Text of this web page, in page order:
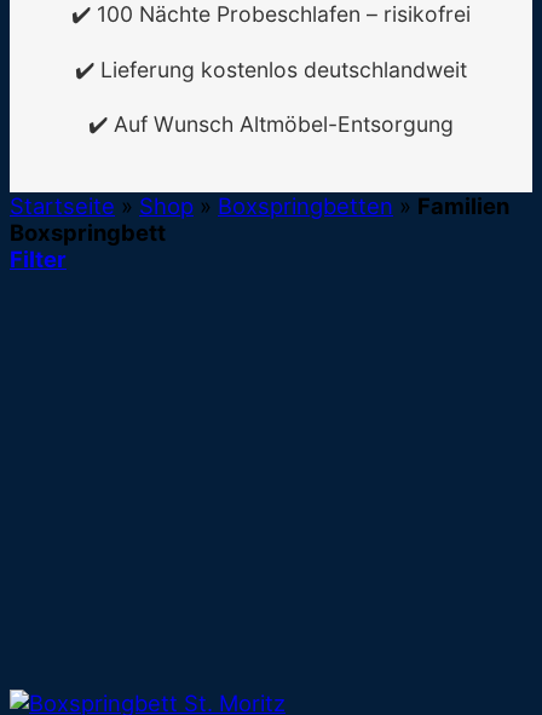
✔️ 100 Nächte Probeschlafen – risikofrei
✔️ Lieferung kostenlos deutschlandweit
✔️ Auf Wunsch Altmöbel-Entsorgung
Startseite » Shop » Boxspringbetten » Familien
Boxspringbett
Filter